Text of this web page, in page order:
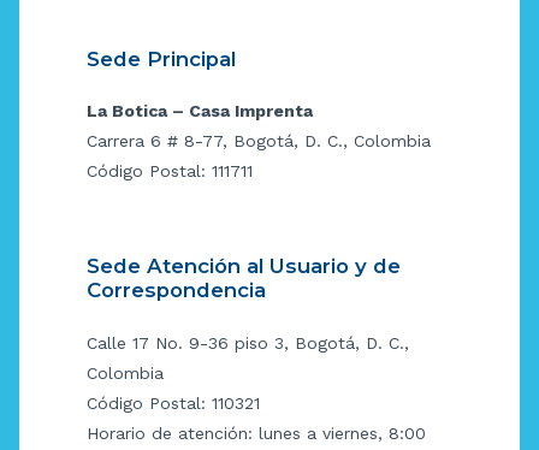
Sede Principal
La Botica – Casa Imprenta
Carrera 6 # 8-77, Bogotá, D. C., Colombia
Código Postal: 111711
Sede Atención al Usuario y de
Correspondencia
Calle 17 No. 9-36 piso 3, Bogotá, D. C.,
Colombia
Código Postal: 110321
Horario de atención: lunes a viernes, 8:00